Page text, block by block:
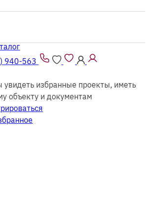
940-563
увидеть избранные проекты, иметь
объекту и документам
каталога можно заказать
каркасномисполнении